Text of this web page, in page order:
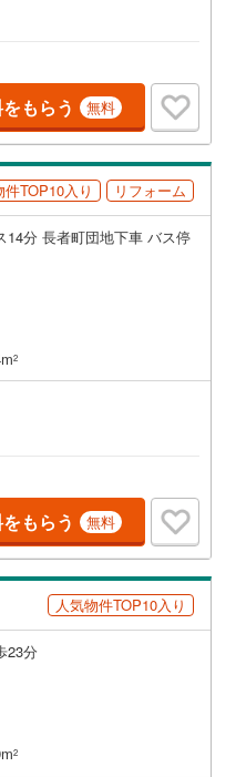
もらう 無料
件TOP10入り リフォーム
分 長者町団地下車 バス停
2
もらう 無料
人気物件TOP10入り
23分
2
東郷町 ( )
桑町(2)
飛島村(0)
知多町(0)
豊根村
チン（0）
（ 1 ）